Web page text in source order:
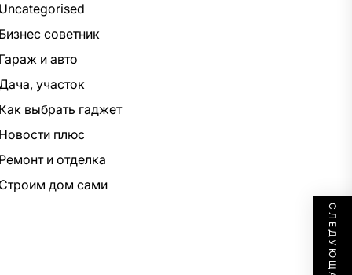
Uncategorised
Бизнес советник
Гараж и авто
участок
Как выбрать гаджет
Новости плюс
Ремонт и отделка
Строим дом сами